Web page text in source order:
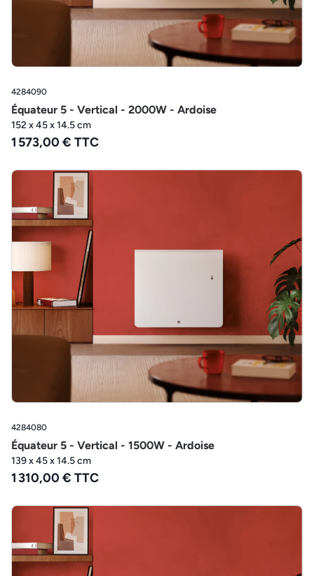
4284090
Équateur 5 - Vertical - 2000W - Ardoise
152 x 45 x 14.5 cm
1 573,00 € TTC
4284080
Équateur 5 - Vertical - 1500W - Ardoise
139 x 45 x 14.5 cm
1 310,00 € TTC